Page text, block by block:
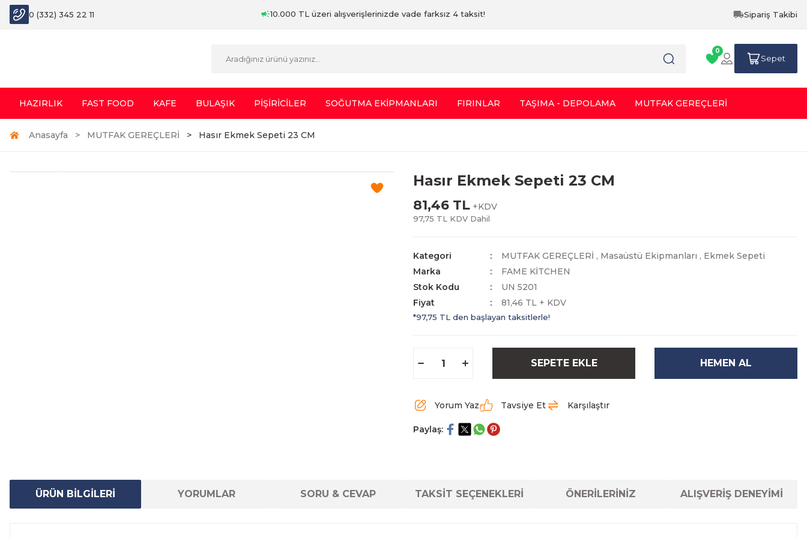
0 (332) 345 22 11 10.000 TL üzeri alışverişlerinizde vade farksız 4 taksit! Sipariş Takibi
0
Sepet
HAZIRLIK FAST FOOD KAFE BULAŞIK PİŞİRİCİLER SOĞUTMA EKİPMANLARI FIRINLAR TAŞIMA - DEPOLAMA MUTFAK GEREÇLERİ
Anasayfa MUTFAK GEREÇLERİ Hasır Ekmek Sepeti 23 CM
Hasır Ekmek Sepeti 23 CM
81,46 TL +KDV
97,75 TL KDV Dahil
Kategori MUTFAK GEREÇLERİ , Masaüstü Ekipmanları , Ekmek Sepeti
Marka
FAME KİTCHEN
Stok Kodu
UN 5201
Fiyat
81,46 TL + KDV
*97,75 TL den başlayan taksitlerle!
SEPETE EKLE HEMEN AL
Yorum Yaz Tavsiye Et Karşılaştır
Paylaş:
ÜRÜN BİLGİLERİ YORUMLAR SORU & CEVAP TAKSİT SEÇENEKLERİ ÖNERİLERİNİZ ALIŞVERİŞ DENEYİMİ